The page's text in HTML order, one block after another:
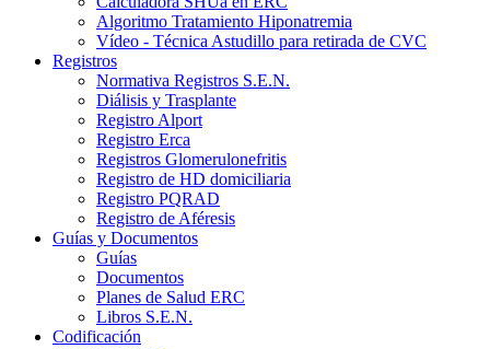
Algoritmo Tratamiento Hiponatremia
Vídeo - Técnica Astudillo para retirada de CVC
Registros
Normativa Registros S.E.N.
Diálisis y Trasplante
Registro Alport
Registro Erca
Registros Glomerulonefritis
Registro de HD domiciliaria
Registro PQRAD
Registro de Aféresis
Guías y Documentos
Guías
Documentos
Planes de Salud ERC
Libros S.E.N.
Codificación